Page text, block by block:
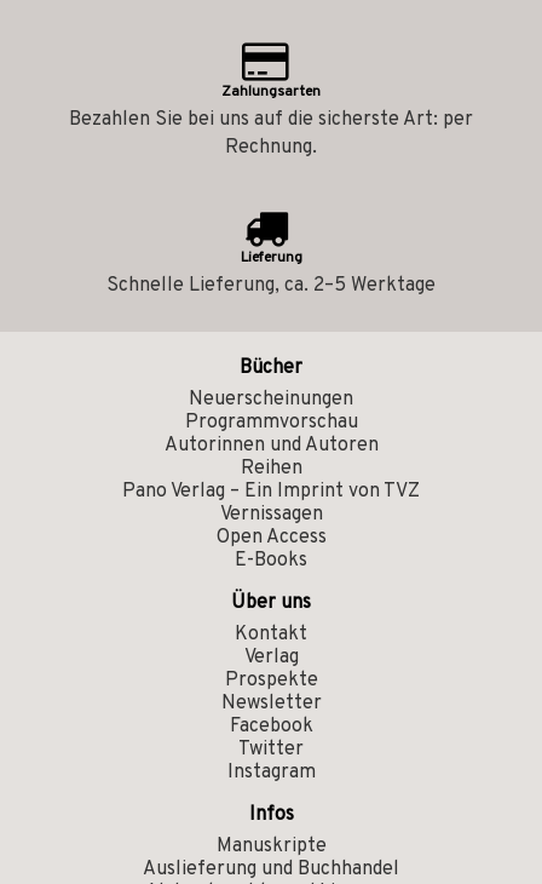
Zahlungsarten
Bezahlen Sie bei uns auf die sicherste Art: per
Rechnung.
Lieferung
Schnelle Lieferung, ca. 2–5 Werktage
Bücher
Neuerscheinungen
Programmvorschau
Autorinnen und Autoren
Reihen
Pano Verlag – Ein Imprint von TVZ
Vernissagen
Open Access
E-Books
Über uns
Kontakt
Verlag
Prospekte
Newsletter
Facebook
Twitter
Instagram
Infos
Manuskripte
Auslieferung und Buchhandel